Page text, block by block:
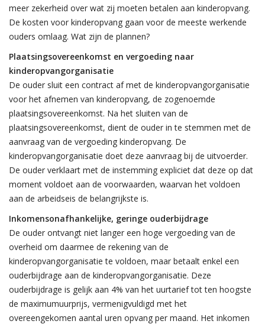
meer zekerheid over wat zij moeten betalen aan kinderopvang.
De kosten voor kinderopvang gaan voor de meeste werkende
ouders omlaag. Wat zijn de plannen?
Plaatsingsovereenkomst en vergoeding naar
kinderopvangorganisatie
De ouder sluit een contract af met de kinderopvangorganisatie
voor het afnemen van kinderopvang, de zogenoemde
plaatsingsovereenkomst. Na het sluiten van de
plaatsingsovereenkomst, dient de ouder in te stemmen met de
aanvraag van de vergoeding kinderopvang. De
kinderopvangorganisatie doet deze aanvraag bij de uitvoerder.
De ouder verklaart met de instemming expliciet dat deze op dat
moment voldoet aan de voorwaarden, waarvan het voldoen
aan de arbeidseis de belangrijkste is.
Inkomensonafhankelijke, geringe ouderbijdrage
De ouder ontvangt niet langer een hoge vergoeding van de
overheid om daarmee de rekening van de
kinderopvangorganisatie te voldoen, maar betaalt enkel een
ouderbijdrage aan de kinderopvangorganisatie. Deze
ouderbijdrage is gelijk aan 4% van het uurtarief tot ten hoogste
de maximumuurprijs, vermenigvuldigd met het
overeengekomen aantal uren opvang per maand. Het inkomen